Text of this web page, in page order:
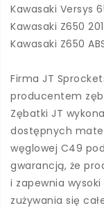
Kawasaki Versys
Kawasaki Z650
Kawasaki Z650
Firma JT
producentem
Zębatki JT
dostępnych
węglowej C49
gwarancją, że
i zapewnia
zużywania się